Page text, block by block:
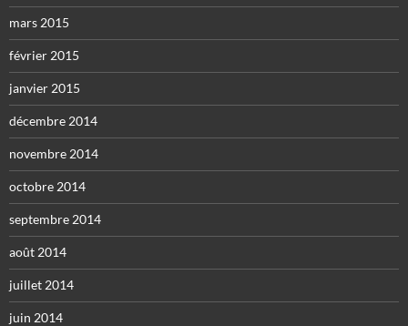
mars 2015
février 2015
janvier 2015
décembre 2014
novembre 2014
octobre 2014
septembre 2014
août 2014
juillet 2014
juin 2014